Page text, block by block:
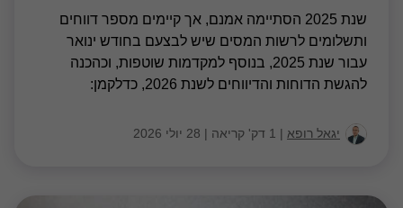
שנת 2025 הסתיימה אמנם, אך קיימים מספר דווחים
ותשלומים לרשות המסים שיש לבצעם בחודש ינואר
עבור שנת 2025, בנוסף למקדמות שוטפות, וכהכנה
להגשת הדוחות והדיווחים לשנת 2026, כדלקמן:
יגאל רופא | 1 דק' קריאה | 28 יולי 2026